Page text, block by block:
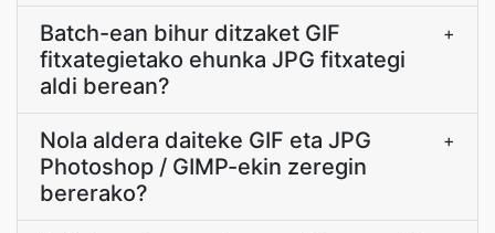
Batch-ean bihur ditzaket GIF
fitxategietako ehunka JPG fitxategi
aldi berean?
+
Nola aldera daiteke GIF eta JPG
Photoshop / GIMP-ekin zeregin
bererako?
+